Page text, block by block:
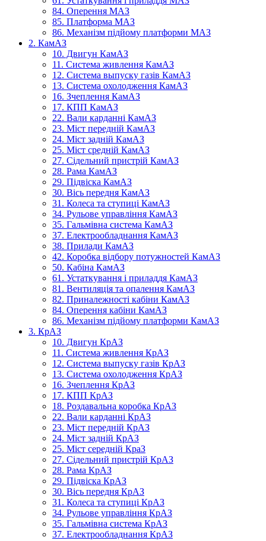
84. Оперення МАЗ
85. Платформа МАЗ
86. Механізм підйому платформи МАЗ
2. КамАЗ
10. Двигун КамАЗ
11. Система живлення КамАЗ
12. Система выпуску газів КамАЗ
13. Система охолодження КамАЗ
16. Зчеплення КамАЗ
17. КПП КамАЗ
22. Вали карданні КамАЗ
23. Міст передній КамАЗ
24. Міст задній КамАЗ
25. Міст средній КамАЗ
27. Сідельний пристрій КамАЗ
28. Рама КамАЗ
29. Підвіска КамАЗ
30. Вісь передня КамАЗ
31. Колеса та ступиці КамАЗ
34. Рульове управління КамАЗ
35. Гальмівна система КамАЗ
37. Електрообладнання КамАЗ
38. Прилади КамАЗ
42. Коробка відбору потужностей КамАЗ
50. Кабіна КамАЗ
61. Устаткування і приладдя КамАЗ
81. Вентиляція та опалення КамАЗ
82. Приналежності кабіни КамАЗ
84. Оперення кабіни КамАЗ
86. Механізм підйому платформи КамАЗ
3. КрАЗ
10. Двигун КрАЗ
11. Система живлення КрАЗ
12. Система выпуску газів КрАЗ
13. Система охолодження КрАЗ
16. Зчеплення КрАЗ
17. КПП КрАЗ
18. Роздавальна коробка КрАЗ
22. Вали карданні КрАЗ
23. Міст передній КрАЗ
24. Міст задній КрАЗ
25. Міст середній КраЗ
27. Сідельний пристрій КрАЗ
28. Рама КрАЗ
29. Підвіска КрАЗ
30. Вісь передня КрАЗ
31. Колеса та ступиці КрАЗ
34. Рульове управління КрАЗ
35. Гальмівна система КрАЗ
37. Електрообладнання КрАЗ